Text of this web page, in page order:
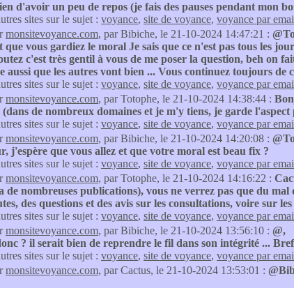
d'avoir un peu de repos (je fais des pauses pendant mon
sites sur le sujet : voyance, site de voyance, voyance par
monsitevoyance.com, par Bibiche, le 21-10-2024 14:47:21 :
que vous gardiez le moral Je sais que ce n'est pas tous les
c'est très gentil à vous de me poser la question, beh on
aussi que les autres vont bien ... Vous continuez toujours de
sites sur le sujet : voyance, site de voyance, voyance par
monsitevoyance.com, par Totophe, le 21-10-2024 14:38:44 :
(dans de nombreux domaines et je m'y tiens, je garde
sites sur le sujet : voyance, site de voyance, voyance par
monsitevoyance.com, par Bibiche, le 21-10-2024 14:20:08 :
j'espère que vous allez et que votre moral est beau fix ?
sites sur le sujet : voyance, site de voyance, voyance par
monsitevoyance.com, par Totophe, le 21-10-2024 14:16:22 :
de nombreuses publications), vous ne verrez pas que du
des questions et des avis sur les consultations, voire sur
sites sur le sujet : voyance, site de voyance, voyance par
monsitevoyance.com, par Bibiche, le 21-10-2024 13:56:10 : @,
? il serait bien de reprendre le fil dans son intégrité ...
sites sur le sujet : voyance, site de voyance, voyance par
monsitevoyance.com, par Cactus, le 21-10-2024 13:53:01 :